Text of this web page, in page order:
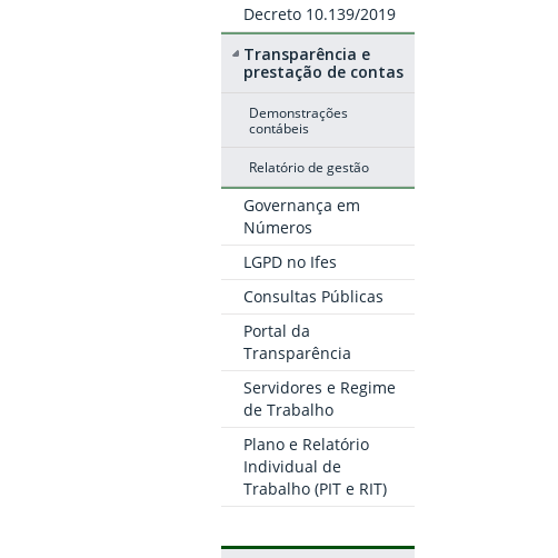
Decreto 10.139/2019
Transparência e
prestação de contas
Demonstrações
contábeis
Relatório de gestão
Governança em
Números
LGPD no Ifes
Consultas Públicas
Portal da
Transparência
Servidores e Regime
de Trabalho
Plano e Relatório
Individual de
Trabalho (PIT e RIT)